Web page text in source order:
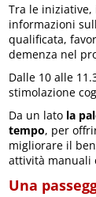
Tra le iniziative,
informazioni
qualificata,
demenza nel
Dalle 10 alle
stimolazione
Da un lato la
tempo, per
migliorare il
attività manuali
Una